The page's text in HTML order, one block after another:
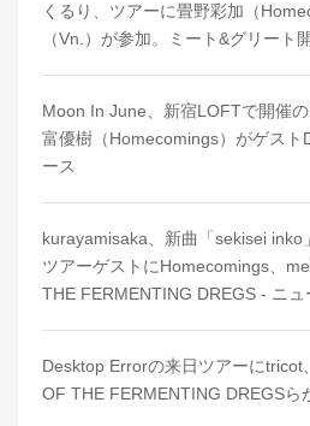
くるり、ツアーに畳野彩加（
（Vn.）が参加。ミート&グリート
Moon In June、新宿LOFTで開催
富優樹（Homecomings）がゲスト
ース
kurayamisaka、新曲「sekisei inko
ツアーゲストにHomecomings、
THE FERMENTING DREGS - ニュ
Desktop Errorの来日ツアーに
OF THE FERMENTING DREGSら